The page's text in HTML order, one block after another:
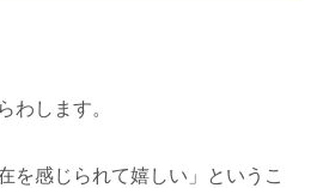
わします。
を感じられて嬉しい」というこ